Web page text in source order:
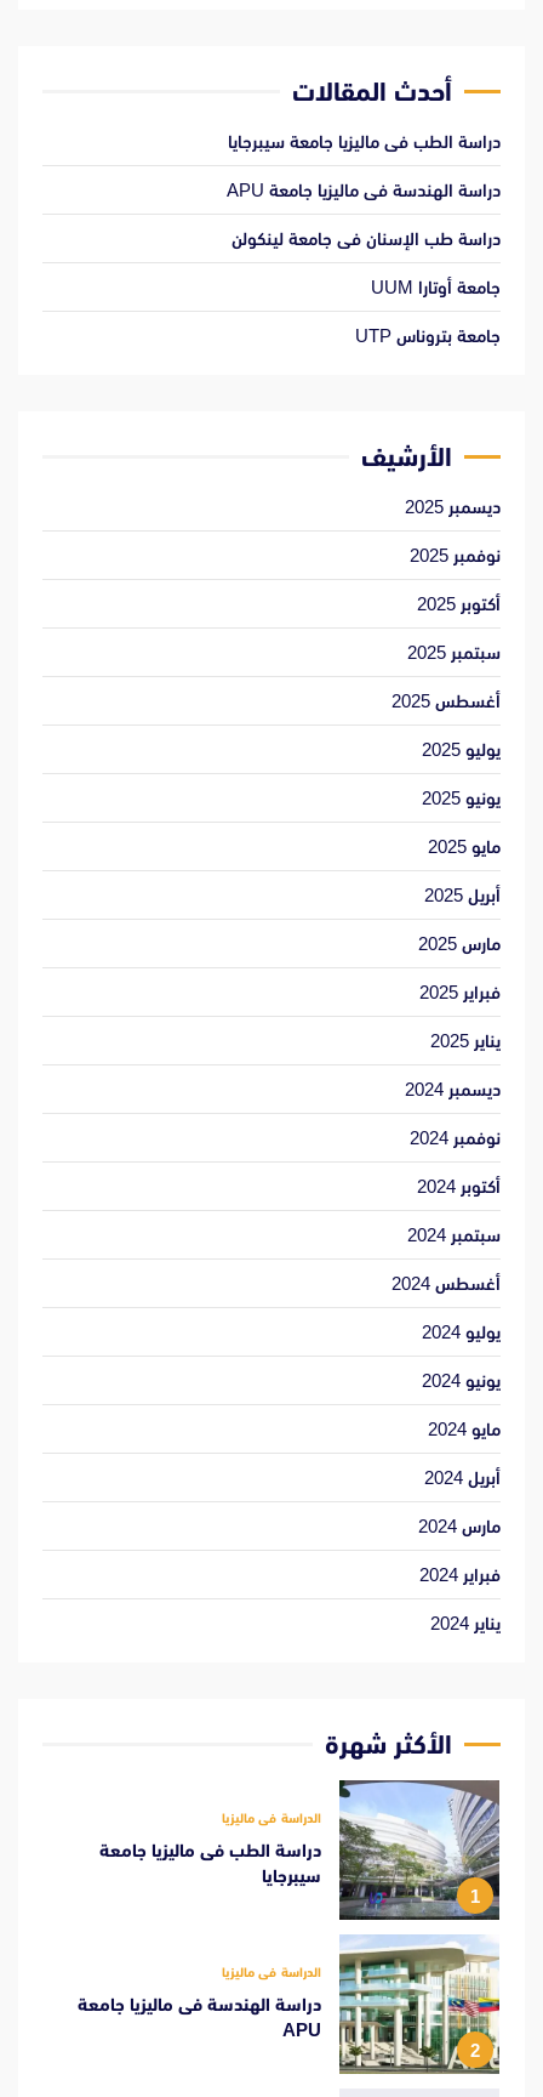
أحدث المقالات
دراسة الطب فى ماليزيا جامعة سيبرجايا
دراسة الهندسة فى ماليزيا جامعة APU
دراسة طب الإسنان فى جامعة لينكولن
جامعة أوتارا UUM
جامعة بتروناس UTP
الأرشيف
ديسمبر 2025
نوفمبر 2025
أكتوبر 2025
سبتمبر 2025
أغسطس 2025
يوليو 2025
يونيو 2025
مايو 2025
أبريل 2025
مارس 2025
فبراير 2025
يناير 2025
ديسمبر 2024
نوفمبر 2024
أكتوبر 2024
سبتمبر 2024
أغسطس 2024
يوليو 2024
يونيو 2024
مايو 2024
أبريل 2024
مارس 2024
فبراير 2024
يناير 2024
الأكثر شهرة
1
الدراسة فى ماليزيا
دراسة الطب فى ماليزيا جامعة
سيبرجايا
2
الدراسة فى ماليزيا
دراسة الهندسة فى ماليزيا جامعة
APU